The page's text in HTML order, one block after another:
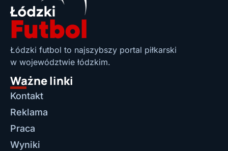
Łódzki futbol to najszybszy portal piłkarski
w województwie łódzkim.
Ważne linki
Kontakt
Reklama
Praca
Wyniki